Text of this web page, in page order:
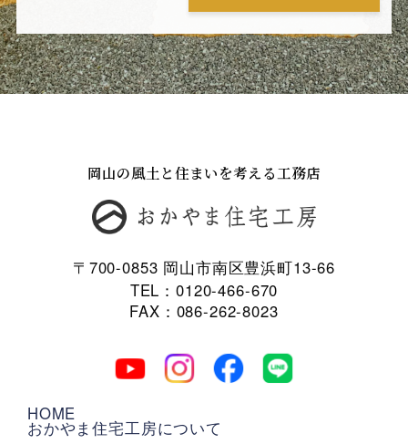
岡山の風土と住まいを考える工務店
〒700-0853 岡山市南区豊浜町13-66
TEL：0120-466-670
FAX：086-262-8023
HOME
おかやま住宅工房について